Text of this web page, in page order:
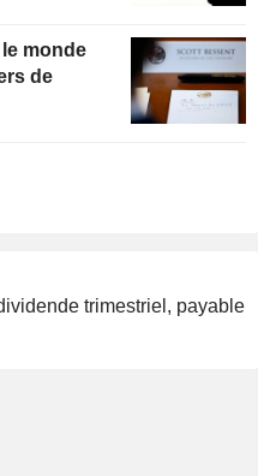
monde
de
trimestriel, payable